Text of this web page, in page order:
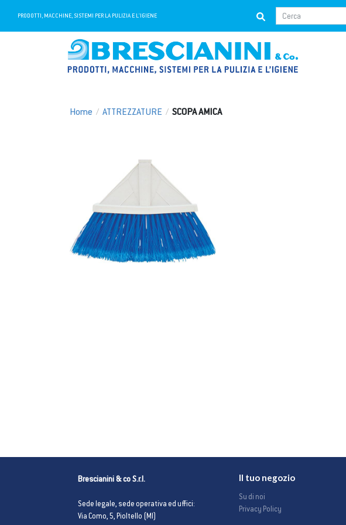
PRODOTTI, MACCHINE, SISTEMI PER LA PULIZIA E L'IGIENE
Home / ATTREZZATURE / SCOPA AMICA
Brescianini & co S.r.l.
Sede legale, sede operativa ed uffici:
Via Como, 5, Pioltello (MI)
Il tuo negozio
Su di noi
Privacy Policy